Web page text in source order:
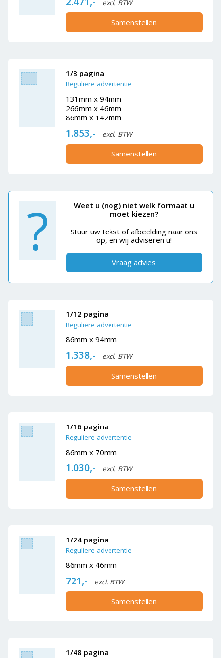
excl. BTW
Samenstellen
1/8 pagina
Reguliere advertentie
131mm x 94mm
266mm x 46mm
86mm x 142mm
1.853,- excl. BTW
Samenstellen
?
Weet u (nog) niet welk formaat u
moet kiezen?
Stuur uw tekst of afbeelding naar ons
op, en wij adviseren u!
Vraag advies
1/12 pagina
Reguliere advertentie
86mm x 94mm
1.338,- excl. BTW
Samenstellen
1/16 pagina
Reguliere advertentie
86mm x 70mm
1.030,- excl. BTW
Samenstellen
1/24 pagina
Reguliere advertentie
86mm x 46mm
721,- excl. BTW
Samenstellen
1/48 pagina